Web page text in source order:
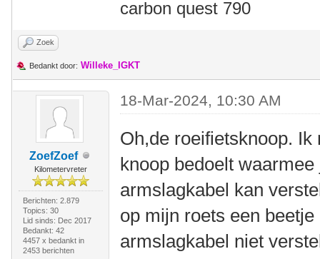
carbon quest 790
Zoek
Bedankt door: Willeke_IGKT
ZoefZoef
Kilometervreter
Berichten: 2.879
Topics: 30
Lid sinds: Dec 2017
Bedankt: 42
4457 x bedankt in
2453 berichten
18-Mar-2024, 10:30 AM
Oh,de roeifietsknoop.
knoop bedoelt
armslagkabel kan
op mijn roets een
armslagkabel niet